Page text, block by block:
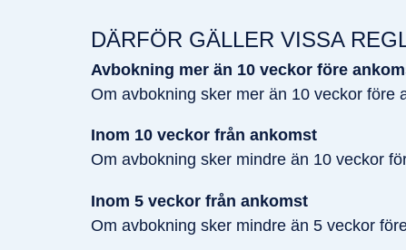
DÄRFÖR GÄLLER VISSA
Avbokning mer än 10 veckor före
Om avbokning sker mer än 10 veckor före
Inom 10 veckor från ankomst
Om avbokning sker mindre än 10 veckor
Inom 5 veckor från ankomst
Om avbokning sker mindre än 5 veckor